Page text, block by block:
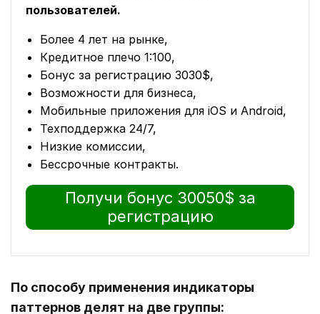
пользователей.
Более 4 лет на рынке,
Кредитное плечо 1:100,
Бонус за регистрацию 3030$,
Возможности для бизнеса,
Мобильные приложения для iOS и Android,
Техподдержка 24/7,
Низкие комиссии,
Бессрочные контракты.
Получи бонус 30050$ за
регистрацию
По способу применения индикаторы
паттернов делят на две группы: